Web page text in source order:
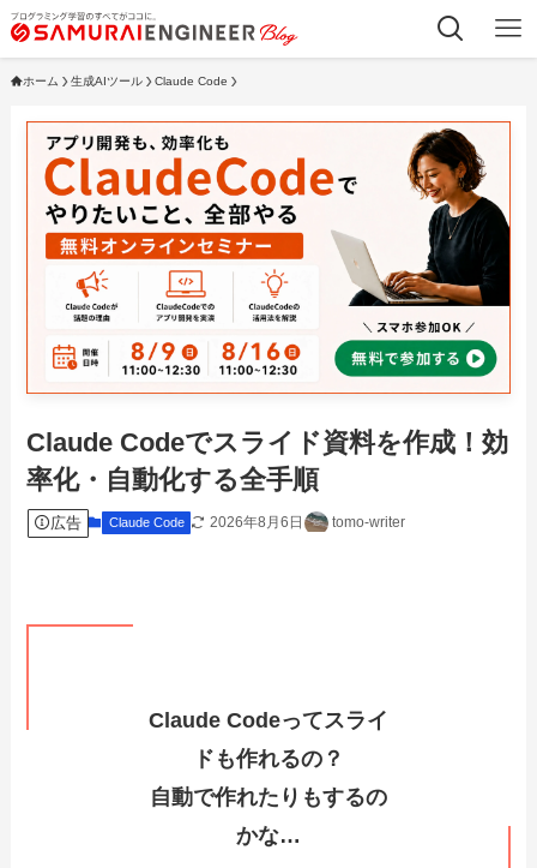
ホーム 生成AIツール Claude Code
Claude Codeでスライド資料を作成！効
率化・自動化する全手順
広告 Claude Code 2026年8月6日 tomo-writer
Claude Codeってスライ
ドも作れるの？
自動で作れたりもするの
かな…